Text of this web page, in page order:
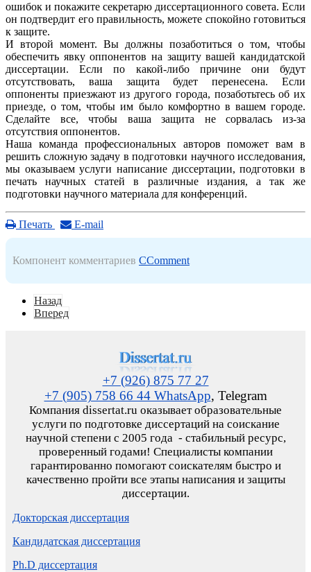
ошибок и покажите секретарю диссертационного совета. Если
он подтвердит его правильность, можете спокойно готовиться
к защите.
И второй момент. Вы должны позаботиться о том, чтобы
обеспечить явку оппонентов на защиту вашей кандидатской
диссертации. Если по какой-либо причине они будут
отсутствовать, ваша защита будет перенесена. Если
оппоненты приезжают из другого города, позаботьтесь об их
приезде, о том, чтобы им было комфортно в вашем городе.
Сделайте все, чтобы ваша защита не сорвалась из-за
отсутствия оппонентов.
Наша команда профессиональных авторов поможет вам в
решить сложную задачу в подготовки научного исследования,
мы оказываем услуги написание диссертации, подготовки в
печать научных статей в различные издания, а так же
подготовки научного материала для конференций.
Печать E-mail
Компонент комментариев CComment
Назад
Вперед
+7 (926) 875 77 27
+7 (905) 758 66 44 WhatsApp, Telegram
Компания dissertat.ru оказывает образовательные
услуги по подготовке диссертаций на соискание
научной степени с 2005 года - стабильный ресурс,
проверенный годами! Специалисты компании
гарантированно помогают соискателям быстро и
качественно пройти все этапы написания и защиты
диссертации.
Докторская диссертация
Кандидатская диссертация
Ph.D диссертация